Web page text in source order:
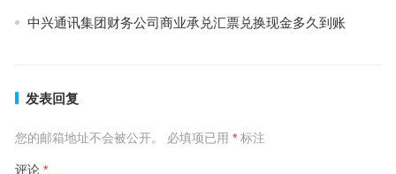
中兴通讯集团财务公司商业承兑汇票兑换现金多久到账
发表回复
您的邮箱地址不会被公开。 必填项已用 *标注
评论 *